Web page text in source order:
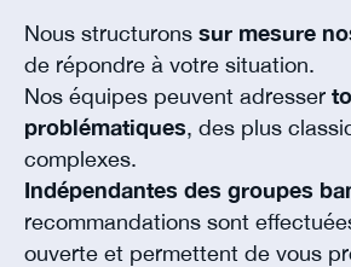
Nous structurons sur mesure
de répondre à votre situation.
Nos équipes peuvent adresser
problématiques, des plus
complexes.
Indépendantes des groupes
recommandations sont
ouverte et permettent de vous